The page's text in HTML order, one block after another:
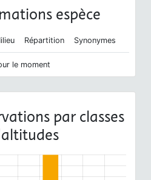
espèce
Répartition Synonymes
le moment
par classes